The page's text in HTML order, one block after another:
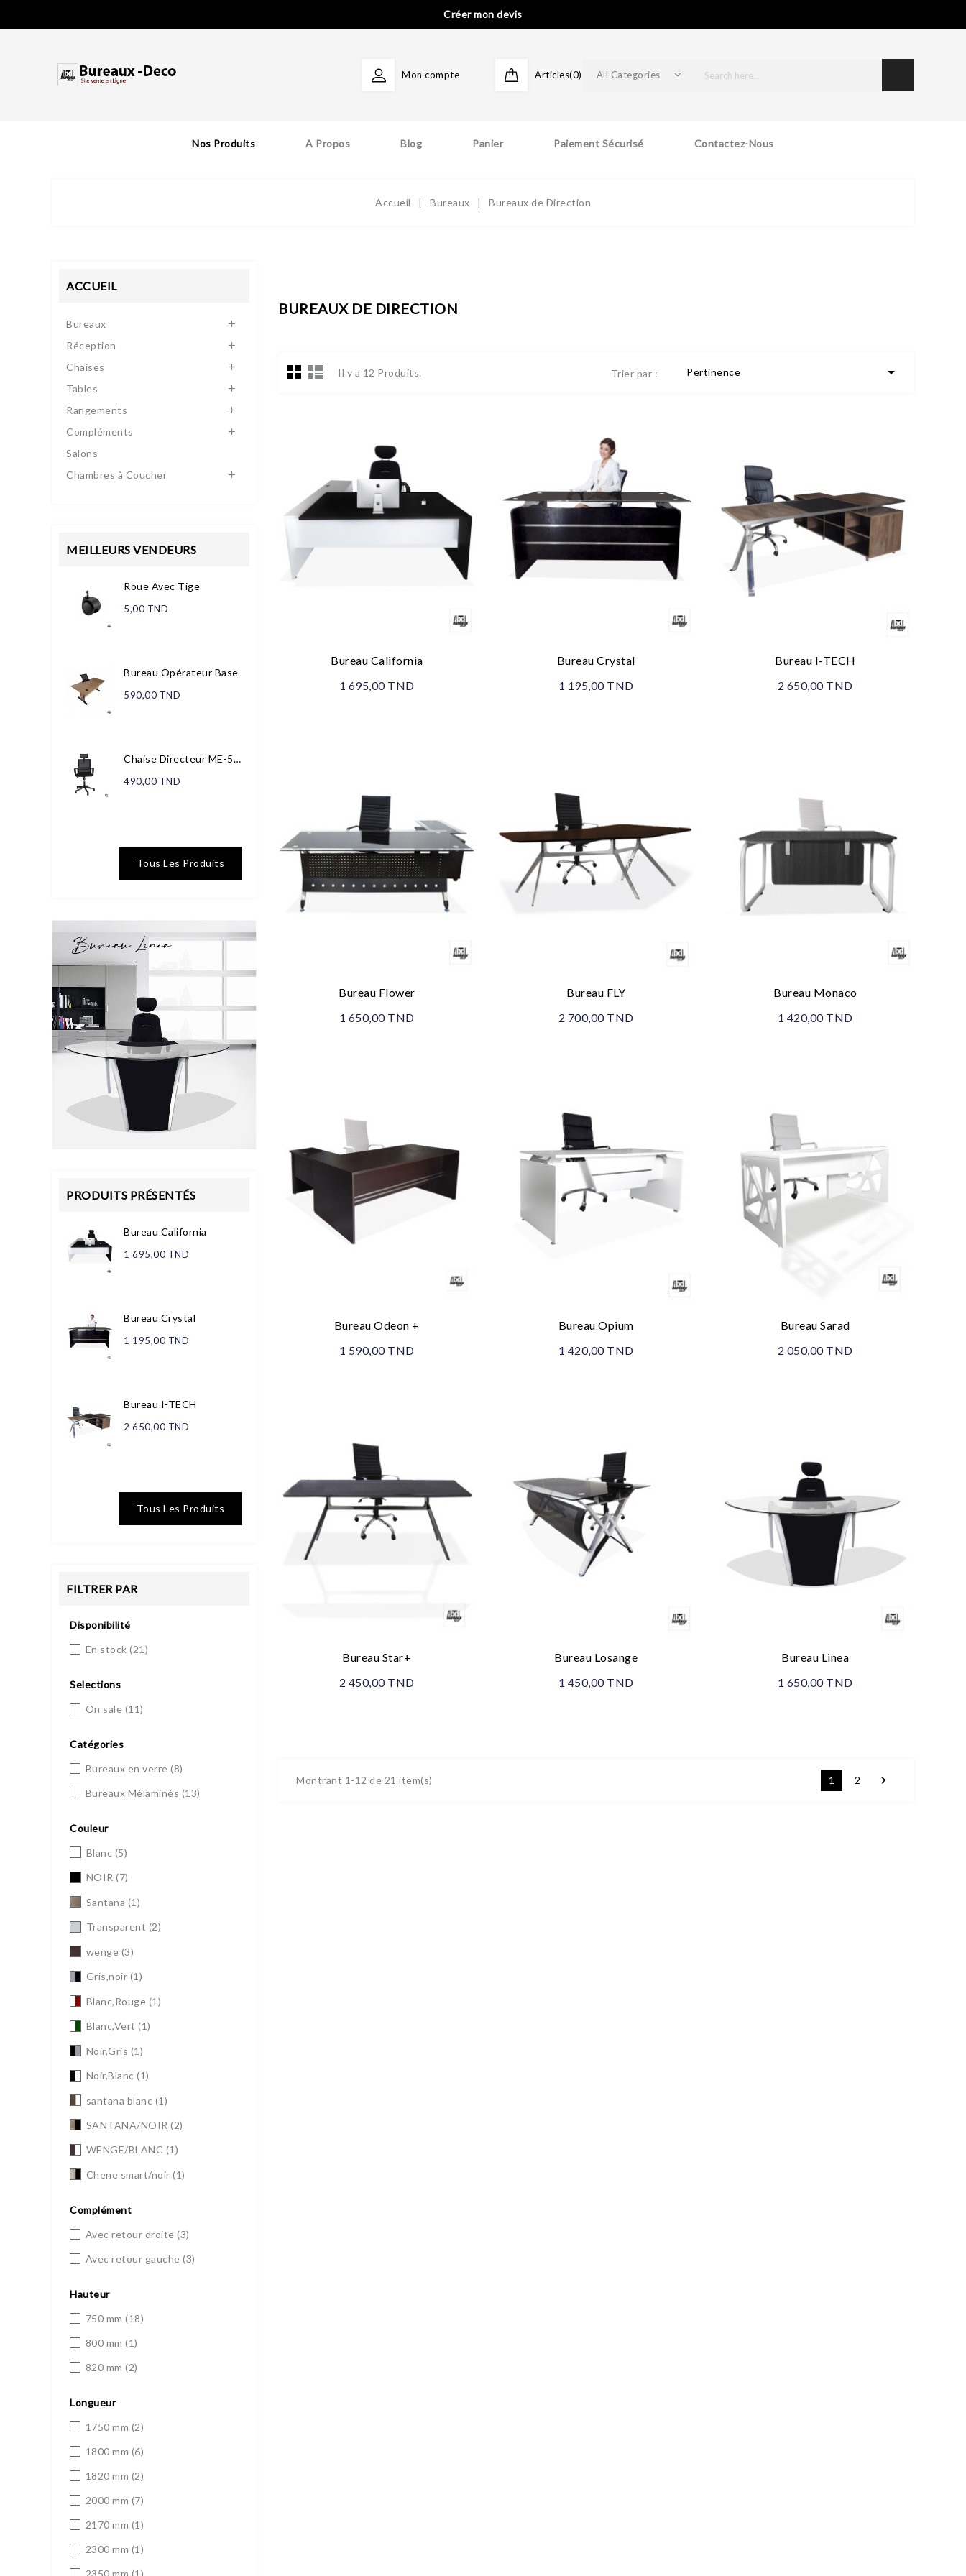
Créer mon devis
All Categories
Articles(0)
Mon compte
Nos Produits A Propos Blog Panier Paiement Sécurisé Contactez-Nous
Accueil Bureaux Bureaux de Direction
ACCUEIL
Bureaux 
Réception 
Chaises 
Tables 
Rangements 
Compléments 
Salons
Chambres à Coucher

MEILLEURS VENDEURS
Roue Avec Tige
5,00 TND
Bureau Opérateur Base
590,00 TND
Chaise Directeur ME-506...
490,00 TND
Tous Les Produits
PRODUITS PRÉSENTÉS
Bureau California
1 695,00 TND
Bureau Crystal
1 195,00 TND
Bureau I-TECH
2 650,00 TND
Tous Les Produits
FILTRER PAR
Disponibilité
En stock (21)
Selections
On sale (11)
Catégories
Bureaux en verre (8)
Bureaux Mélaminés (13)
Couleur
Blanc (5)
NOIR (7)
Santana (1)
Transparent (2)
wenge (3)
Gris,noir (1)
Blanc,Rouge (1)
Blanc,Vert (1)
Noir,Gris (1)
Noir,Blanc (1)
santana blanc (1)
SANTANA/NOIR (2)
WENGE/BLANC (1)
Chene smart/noir (1)
Complément
Avec retour droite (3)
Avec retour gauche (3)
Hauteur
750 mm (18)
800 mm (1)
820 mm (2)
Longueur
1750 mm (2)
1800 mm (6)
1820 mm (2)
2000 mm (7)
2170 mm (1)
2300 mm (1)
BUREAUX DE DIRECTION
Il y a 12 Produits. Trier par : Pertinence 
Bureau California
1 695,00 TND
Bureau Crystal
1 195,00 TND
Bureau I-TECH
2 650,00 TND
Bureau Flower
1 650,00 TND
Bureau FLY
2 700,00 TND
Bureau Monaco
1 420,00 TND
Bureau Odeon +
1 590,00 TND
Bureau Opium
1 420,00 TND
Bureau Sarad
2 050,00 TND
Bureau Star+
2 450,00 TND
Bureau Losange
1 450,00 TND
Bureau Linea
1 650,00 TND
Montrant 1-12 de 21 item(s) 1 2 